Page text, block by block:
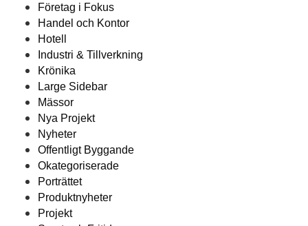
Företag i Fokus
Handel och Kontor
Hotell
Industri & Tillverkning
Krönika
Large Sidebar
Mässor
Nya Projekt
Nyheter
Offentligt Byggande
Okategoriserade
Porträttet
Produktnyheter
Projekt